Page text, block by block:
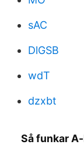
sAC
DlGSB
wdT
dzxbt
Så funkar